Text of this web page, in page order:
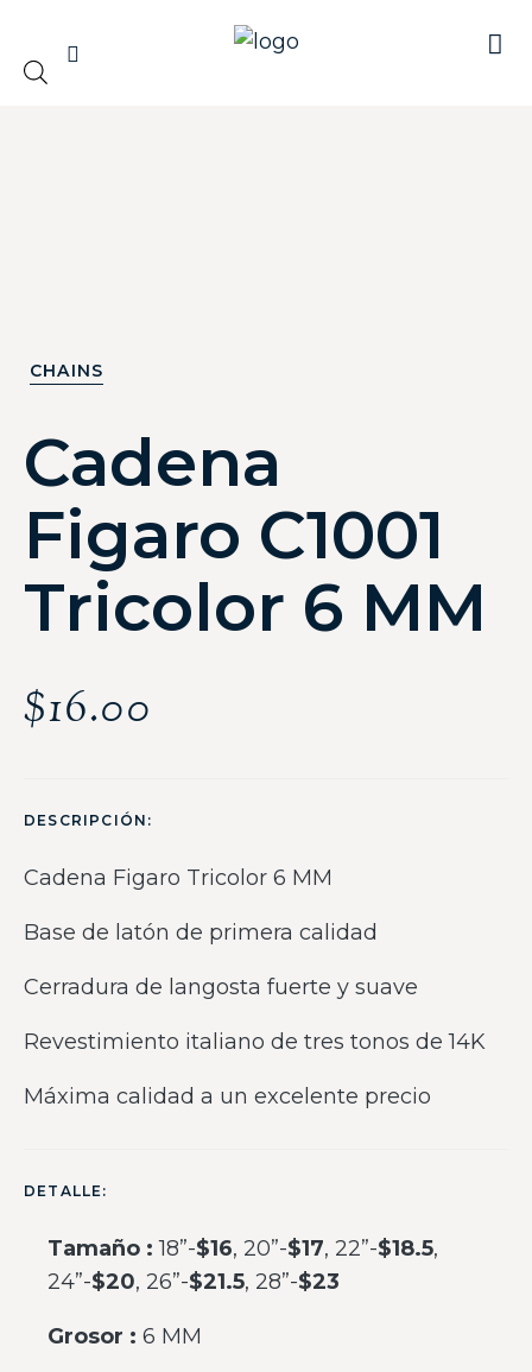
CHAINS
Cadena
Figaro C1001
Tricolor 6 MM
$16.00
DESCRIPCIÓN:
Cadena Figaro Tricolor 6 MM
Base de latón de primera calidad
Cerradura de langosta fuerte y suave
Revestimiento italiano de tres tonos de 14K
Máxima calidad a un excelente precio
DETALLE:
Tamaño : 18”-$16, 20”-$17, 22”-$18.5,
24”-$20, 26”-$21.5, 28”-$23
Grosor : 6 MM